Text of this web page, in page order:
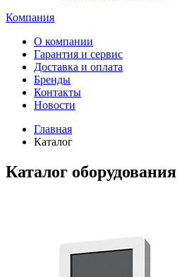
Компания
О компании
Гарантия и сервис
Доставка и оплата
Бренды
Контакты
Новости
Главная
Каталог
Каталог оборудования